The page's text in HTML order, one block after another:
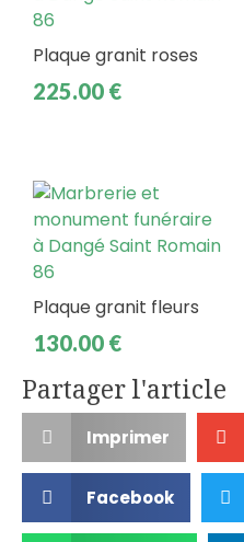
Plaque granit roses
225.00 €
Plaque granit fleurs
130.00 €
Partager l'article
Imprimer
Facebook